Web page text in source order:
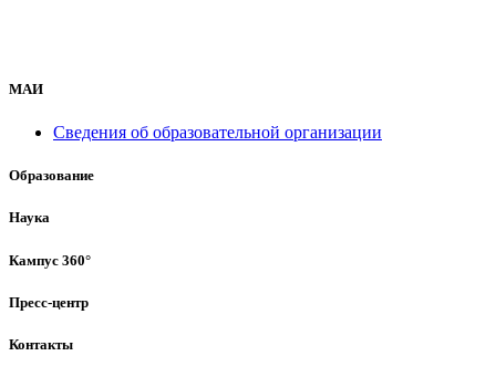
МАИ
Сведения об образовательной организации
Образование
Наука
Кампус 360°
Пресс-центр
Контакты